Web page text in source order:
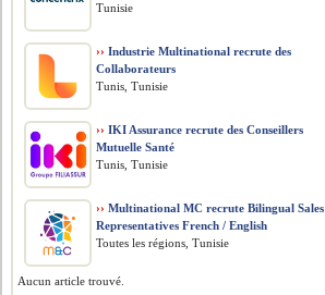
Tunisie
›› Industrie Multinational recrute des
Collaborateurs
Tunis, Tunisie
›› IKI Assurance recrute des Conseillers
Mutuelle Santé
Tunis, Tunisie
›› Multinational MC recrute Bilingual Sales
Representatives French / English
Toutes les régions, Tunisie
Aucun article trouvé.